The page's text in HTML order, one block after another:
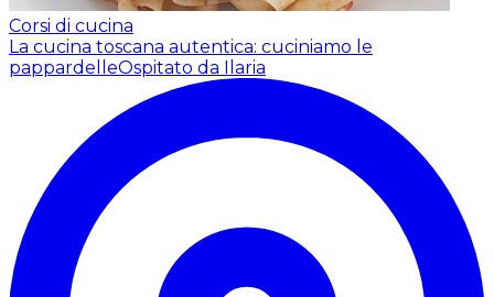
Corsi di cucina
La cucina toscana autentica: cuciniamo le
pappardelleOspitato da Ilaria